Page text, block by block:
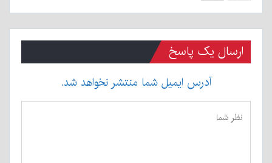
ارسال یک پاسخ
آدرس ایمیل شما منتشر نخواهد شد.